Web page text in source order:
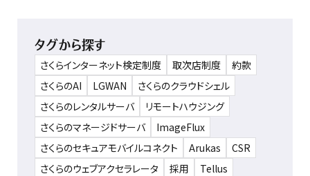
タグから探す
さくらインターネット検定制度 取次店制度
約款
さくらのAI
LGWAN
さくらのクラウドシェル
さくらのレンタルサーバ
リモートハウジング
さくらのマネージドサーバ
ImageFlux
さくらのセキュアモバイルコネクト
Arukas
CSR
さくらのウェブアクセラレータ
採用
Tellus